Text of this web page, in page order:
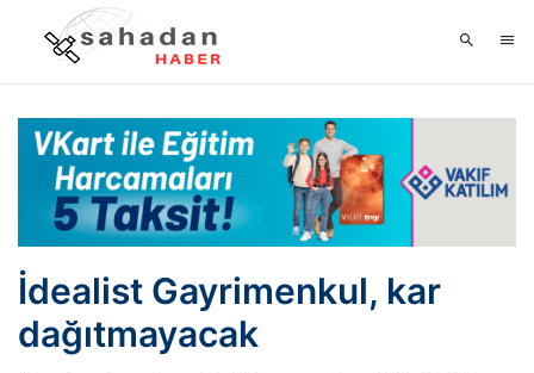
İdealist Gayrimenkul, kar
dağıtmayacak